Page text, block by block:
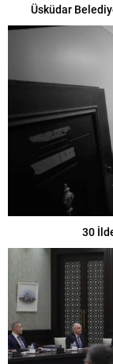
Üsküdar
30